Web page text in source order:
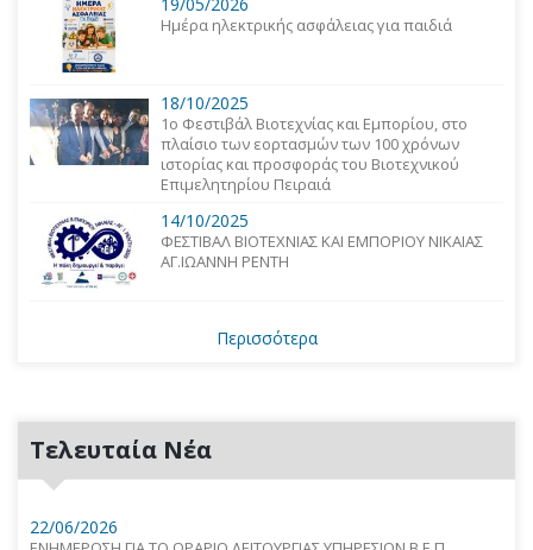
Ημέρα ηλεκτρικής ασφάλειας για παιδιά
18/10/2025
1o Φεστιβάλ Βιοτεχνίας και Εμπορίου, στο
πλαίσιο των εορτασμών των 100 χρόνων
ιστορίας και προσφοράς του Βιοτεχνικού
Επιμελητηρίου Πειραιά
14/10/2025
ΦΕΣΤΙΒΑΛ ΒΙΟΤΕΧΝΙΑΣ ΚΑΙ ΕΜΠΟΡΙΟΥ ΝΙΚΑΙΑΣ
ΑΓ.ΙΩΑΝΝΗ ΡΕΝΤΗ
Περισσότερα
Τελευταία Νέα
22/06/2026